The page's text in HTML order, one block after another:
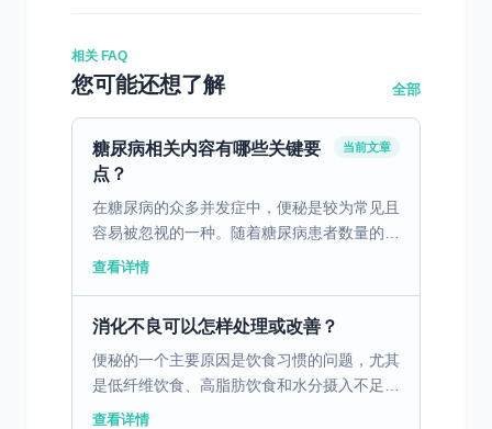
相关 FAQ
您可能还想了解 全部
糖尿病相关内容有哪些关键要
点？
当前文章
在糖尿病的众多并发症中，便秘是较为常见且
容易被忽视的一种。随着糖尿病患者数量的不
断增加，了解糖尿病代谢异常引发便秘的原
查看详情
消化不良可以怎样处理或改善？
便秘的一个主要原因是饮食习惯的问题，尤其
是低纤维饮食、高脂肪饮食和水分摄入不足。
这些饮食习惯会导致胃肠蠕动减慢，粪便变得
查看详情